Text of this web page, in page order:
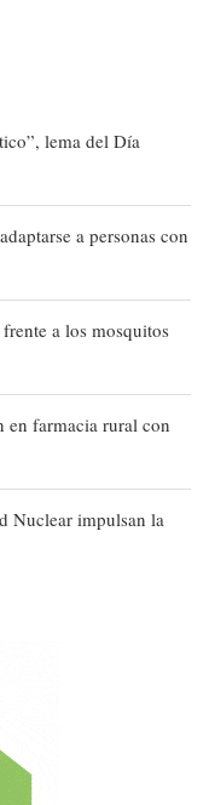
lema del Día
a personas con
a los mosquitos
en farmacia rural con
Nuclear impulsan la